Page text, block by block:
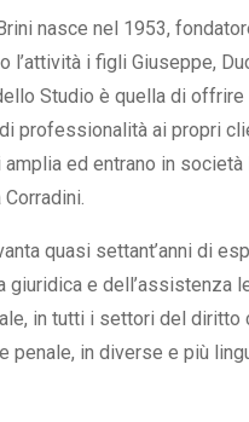
nasce nel 1953,
l’attività i figli Giuseppe,
Studio è quella di offrire
professionalità ai propri
amplia ed entrano in società
Corradini.
quasi settant’anni di
giuridica e dell’assistenza
in tutti i settori del diritto
penale, in diverse e più